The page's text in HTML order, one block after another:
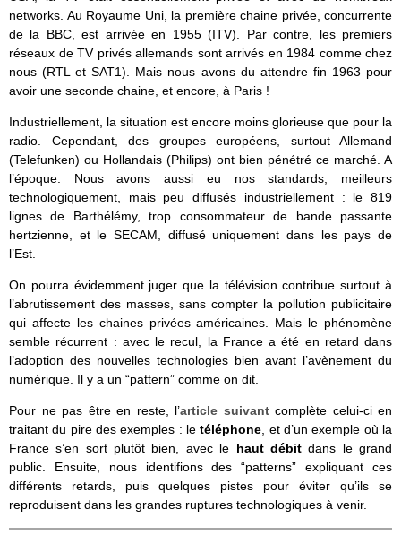
networks. Au Royaume Uni, la première chaine privée, concurrente
de la BBC, est arrivée en 1955 (ITV). Par contre, les premiers
réseaux de TV privés allemands sont arrivés en 1984 comme chez
nous (RTL et SAT1). Mais nous avons du attendre fin 1963 pour
avoir une seconde chaine, et encore, à Paris !
Industriellement, la situation est encore moins glorieuse que pour la
radio. Cependant, des groupes européens, surtout Allemand
(Telefunken) ou Hollandais (Philips) ont bien pénétré ce marché. A
l’époque. Nous avons aussi eu nos standards, meilleurs
technologiquement, mais peu diffusés industriellement : le 819
lignes de Barthélémy, trop consommateur de bande passante
hertzienne, et le SECAM, diffusé uniquement dans les pays de
l’Est.
On pourra évidemment juger que la télévision contribue surtout à
l’abrutissement des masses, sans compter la pollution publicitaire
qui affecte les chaines privées américaines. Mais le phénomène
semble récurrent : avec le recul, la France a été en retard dans
l’adoption des nouvelles technologies bien avant l’avènement du
numérique. Il y a un “pattern” comme on dit.
Pour ne pas être en reste, l’article suivantcomplète celui-ci en
traitant du pire des exemples : letéléphone , et d’un exemple où la
France s’en sort plutôt bien, avec le haut débitdans le grand
public. Ensuite, nous identifions des “patterns” expliquant ces
différents retards, puis quelques pistes pour éviter qu’ils se
reproduisent dans les grandes ruptures technologiques à venir.